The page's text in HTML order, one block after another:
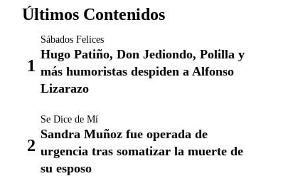
Últimos Contenidos
Sábados Felices
Hugo Patiño, Don Jediondo, Polilla y
más humoristas despiden a Alfonso
Lizarazo
Se Dice de Mí
Sandra Muñoz fue operada de
urgencia tras somatizar la muerte de
su esposo